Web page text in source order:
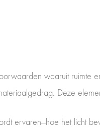
waaruit ruimte
Deze
ervaren—hoe het licht